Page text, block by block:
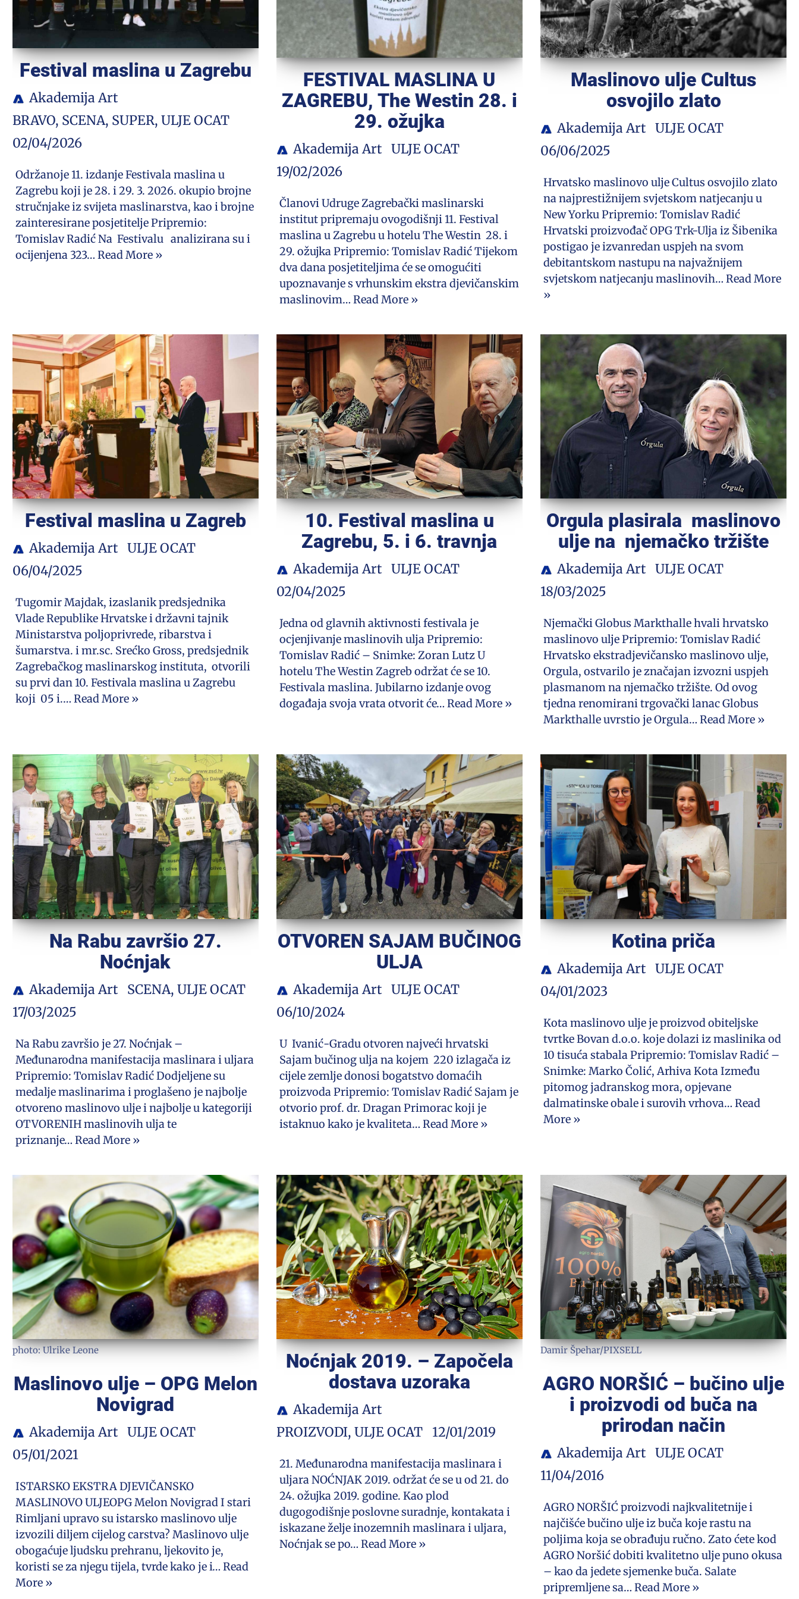
Festival maslina u Zagrebu
Akademija Art
BRAVO, SCENA, SUPER, ULJE OCAT
02/04/2026
Održanoje 11. izdanje Festivala maslina u
Zagrebu koji je 28. i 29. 3. 2026. okupio brojne
stručnjake iz svijeta maslinarstva, kao i brojne
zainteresirane posjetitelje Pripremio:
Tomislav Radić Na Festivalu analizirana su i
ocijenjena 323… Read More »
FESTIVAL MASLINA U
ZAGREBU, The Westin 28. i
29. ožujka
Akademija Art ULJE OCAT
19/02/2026
Članovi Udruge Zagrebački maslinarski
institut pripremaju ovogodišnji 11. Festival
maslina u Zagrebu u hotelu The Westin 28. i
29. ožujka Pripremio: Tomislav Radić Tijekom
dva dana posjetiteljima će se omogućiti
upoznavanje s vrhunskim ekstra djevičanskim
maslinovim… Read More »
Maslinovo ulje Cultus
osvojilo zlato
Akademija Art ULJE OCAT
06/06/2025
Hrvatsko maslinovo ulje Cultus osvojilo zlato
na najprestižnijem svjetskom natjecanju u
New Yorku Pripremio: Tomislav Radić
Hrvatski proizvođač OPG Trk-Ulja iz Šibenika
postigao je izvanredan uspjeh na svom
debitantskom nastupu na najvažnijem
svjetskom natjecanju maslinovih…Read More
»
Festival maslina u Zagreb
Akademija Art
ULJE OCAT
06/04/2025
Tugomir Majdak, izaslanik predsjednika
Vlade Republike Hrvatske i državni tajnik
Ministarstva poljoprivrede, ribarstva i
šumarstva. i mr.sc. Srećko Gross, predsjednik
Zagrebačkog maslinarskog instituta, otvorili
su prvi dan 10. Festivala maslina u Zagrebu
koji 05 i.… Read More »
10. Festival maslina u
Zagrebu, 5. i 6. travnja
Akademija Art ULJE OCAT
02/04/2025
Jedna od glavnih aktivnosti festivala je
ocjenjivanje maslinovih ulja Pripremio:
Tomislav Radić – Snimke: Zoran Lutz U
hotelu The Westin Zagreb održat će se 10.
Festivala maslina. Jubilarno izdanje ovog
događaja svoja vrata otvorit će… Read More »
Orgula plasirala maslinovo
ulje na njemačko tržište
Akademija Art ULJE OCAT
18/03/2025
Njemački Globus Markthalle hvali hrvatsko
maslinovo ulje Pripremio: Tomislav Radić
Hrvatsko ekstradjevičansko maslinovo ulje,
Orgula, ostvarilo je značajan izvozni uspjeh
plasmanom na njemačko tržište. Od ovog
tjedna renomirani trgovački lanac Globus
Markthalle uvrstio je Orgula…Read More »
Na Rabu završio 27.
Noćnjak
Akademija Art SCENA, ULJE OCAT
17/03/2025
Na Rabu završio je 27. Noćnjak –
Međunarodna manifestacija maslinara i uljara
Pripremio: Tomislav Radić Dodjeljene su
medalje maslinarima i proglašeno je najbolje
otvoreno maslinovo ulje i najbolje u kategoriji
OTVORENIH maslinovih ulja te
priznanje… Read More »
OTVOREN SAJAM BUČINOG
ULJA
Akademija Art ULJE OCAT
06/10/2024
U Ivanić-Gradu otvoren najveći hrvatski
Sajam bučinog ulja na kojem 220 izlagača iz
cijele zemlje donosi bogatstvo domaćih
proizvoda Pripremio: Tomislav Radić Sajam je
otvorio prof. dr. Dragan Primorac koji je
istaknuo kako je kvaliteta… Read More »
Kotina priča
Akademija Art ULJE OCAT
04/01/2023
Kota maslinovo ulje je proizvod obiteljske
tvrtke Bovan d.o.o. koje dolazi iz maslinika od
10 tisuća stabala Pripremio: Tomislav Radić –
Snimke: Marko Čolić, Arhiva Kota Između
pitomog jadranskog mora, opjevane
dalmatinske obale i surovih vrhova…Read
More »
photo: Ulrike Leone
Maslinovo ulje – OPG Melon
Novigrad
Akademija Art
ULJE OCAT
05/01/2021
ISTARSKO EKSTRA DJEVIČANSKO
MASLINOVO ULJEOPG Melon Novigrad I stari
Rimljani upravo su istarsko maslinovo ulje
izvozili diljem cijelog carstva? Maslinovo ulje
obogaćuje ljudsku prehranu, ljekovito je,
koristi se za njegu tijela, tvrde kako je i… Read
More »
Noćnjak 2019. – Započela
dostava uzoraka
Akademija Art
PROIZVODI, ULJE OCAT 12/01/2019
21. Međunarodna manifestacija maslinara i
uljara NOĆNJAK 2019. održat će se u od 21. do
24. ožujka 2019. godine. Kao plod
dugogodišnje poslovne suradnje, kontakata i
iskazane želje inozemnih maslinara i uljara,
Noćnjak se po… Read More »
Damir Špehar/PIXSELL
AGRO NORŠIĆ – bučino ulje
i proizvodi od buča na
prirodan način
Akademija Art ULJE OCAT
11/04/2016
AGRO NORŠIĆ proizvodi najkvalitetnije i
najčišće bučino ulje iz buča koje rastu na
poljima koja se obrađuju ručno. Zato ćete kod
AGRO Noršić dobiti kvalitetno ulje puno okusa
– kao da jedete sjemenke buča. Salate
pripremljene sa…Read More »